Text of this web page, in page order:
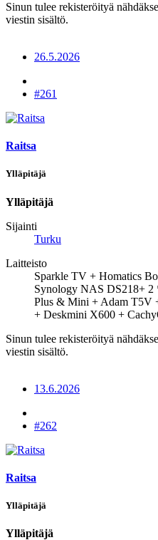
Sinun tulee rekisteröityä
viestin sisältö.
26.5.2026
#261
Raitsa
Ylläpitäjä
Ylläpitäjä
Sijainti
Turku
Laitteisto
Sparkle TV + Homatics
Synology NAS DS218+
Plus & Mini + Adam T5V
+ Deskmini X600 +
Sinun tulee rekisteröityä
viestin sisältö.
13.6.2026
#262
Raitsa
Ylläpitäjä
Ylläpitäjä